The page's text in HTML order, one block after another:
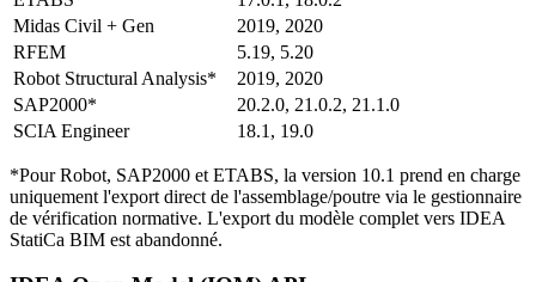
Midas Civil + Gen
2019, 2020
RFEM
5.19, 5.20
Robot Structural Analysis*
2019, 2020
SAP2000*
20.2.0, 21.0.2, 21.1.0
SCIA Engineer
18.1, 19.0
*Pour Robot, SAP2000 et ETABS, la version 10.1 prend en charge
uniquement l'export direct de l'assemblage/poutre via le gestionnaire
de vérification normative. L'export du modèle complet vers IDEA
StatiCa BIM est abandonné.